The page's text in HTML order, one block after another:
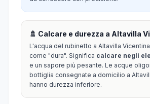
🚿 Calcare e durezza a Altavilla
L'acqua del rubinetto a Altavilla
come "dura". Significa calcare negli
e un sapore più pesante. Le acque
bottiglia consegnate a domicilio a
hanno durezza inferiore.